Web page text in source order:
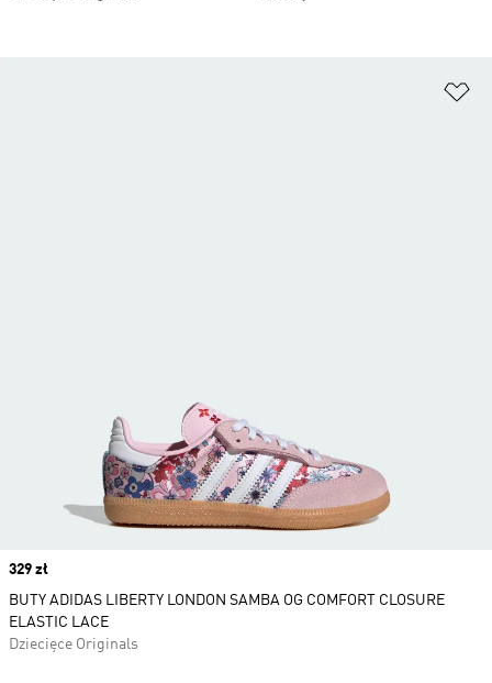
Price
329 zł
BUTY ADIDAS LIBERTY LONDON SAMBA OG COMFORT CLOSURE
ELASTIC LACE
Dziecięce Originals